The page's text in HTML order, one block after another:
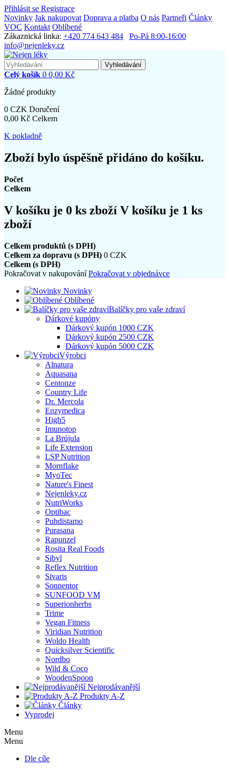
Přihlásit se Registrace
Novinky Jak nakupovat Doprava a platba O nás Partneři Články
VOC Kontakt Oblíbené
Zákaznická linka: +420 774 643 484
Po-Pá 8:00-16:00
info@nejenleky.cz
Vyhledávání
Celý košík 0 0,00 Kč
Žádné produkty
0 CZK Doručení
0,00 Kč Celkem
K pokladně
Zboží bylo úspěšně přidáno do košíku.
Počet
Celkem
V košíku je 0 ks zboží V košíku je 1 ks
zboží
Celkem produktů (s DPH)
Celkem za dopravu (s DPH) 0 CZK
Celkem (s DPH)
Pokračovat v nakupováníPokračovat v objednávce
Novinky
Oblíbené
Balíčky pro vaše zdraví
Dárkové kupóny
Dárkový kupón 1000 CZK
Dárkový kupón 2500 CZK
Dárkový kupón 5000 CZK
Výrobci
Alnatura
Aquasana
Centonze
Country Life
Dr. Mercola
Enzymedica
High5
Imunotop
La Brújula
Life Extension
LSP Nutrition
Mornflake
MyoTec
Nature's Finest
Nejenleky.cz
NutriWorks
Optibac
Puhdistamo
Purasana
Rapunzel
Rosita Real Foods
Sibyl
Reflex Nutrition
Sivaris
Sonnentor
SUNFOOD VM
Superionherbs
Trime
Vegan Fitness
Viridian Nutrition
Woldo Health
Quicksilver Scientific
Nordbo
Wild & Coco
WoodenSpoon
Nejprodávanější
Produkty A-Z
Články
Vyprodej
Menu
Menu
Dle cíle